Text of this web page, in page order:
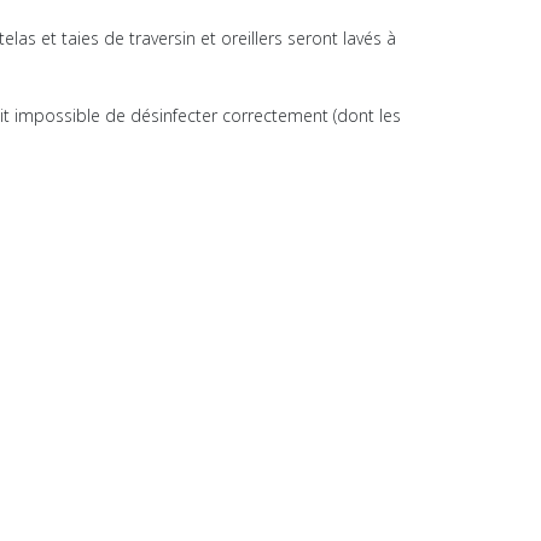
et taies de traversin et oreillers seront lavés à
impossible de désinfecter correctement (dont les